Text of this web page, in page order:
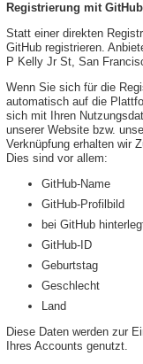
Registrierung mit GitHub
Statt einer direkten
GitHub registrieren.
P Kelly Jr St, San
Wenn Sie sich für die
automatisch auf die
sich mit Ihren
unserer Website bzw.
Verknüpfung erhalten wir
Dies sind vor allem:
GitHub-Name
GitHub-Profilbild
bei GitHub
GitHub-ID
Geburtstag
Geschlecht
Land
Diese Daten werden zur
Ihres Accounts genutzt.